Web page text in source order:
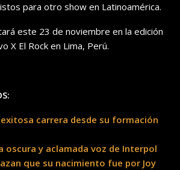
para otro show en Latinoamérica.
este 23 de noviembre en la edición
X El Rock en Lima, Perú.
carrera desde su formación
oscura y aclamada voz de Interpol
que su nacimiento fue por Joy